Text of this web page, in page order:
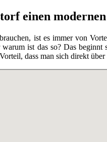
einen modernen
brauchen, ist es immer von
ist das so? Das
dass man sich direkt